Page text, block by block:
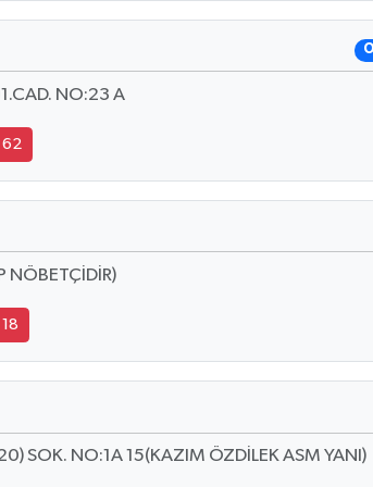
NO:23 A
NÖBETÇİDİR)
SOK. NO:1A 15(KAZIM ÖZDİLEK ASM YANI)